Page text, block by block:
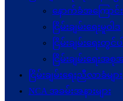
နောက်ခံအကြောင်
ငြိမ်းချမ်းရေးမူဝါဒ
ငြိမ်းချမ်းရေးတွ
ငြိမ်းချမ်းရေးအ
ငြိမ်းချမ်းရေးညီလာခံများ
NCA အခမ်းအနားများ